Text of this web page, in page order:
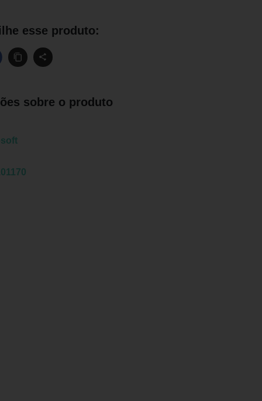
esse produto:
sobre o produto